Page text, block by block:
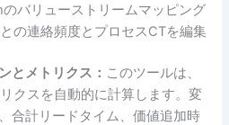
バリューストリームマッピング
の連絡頻度とプロセスCTを編集
とメトリクス： このツールは、
クスを自動的に計算します。変
合計リードタイム、価値追加時